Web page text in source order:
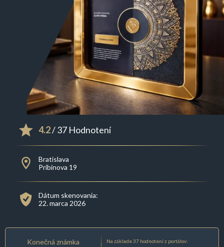
4.2/ 37 Hodnotení
Bratislava
Pribinova 19
Dátum skenovania:
22. marca 2026
Konečná známka Na základe 37 hodnotení z portálov: